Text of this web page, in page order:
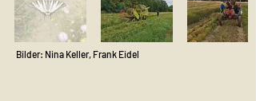
Bilder: Nina Keller, Frank Eidel